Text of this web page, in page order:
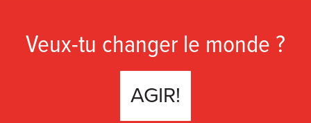
Veux-tu changer le monde ?
AGIR!